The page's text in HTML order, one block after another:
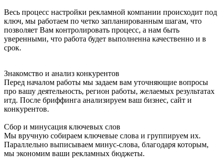
Весь процесс настройки рекламной компании происходит под
ключ, мы работаем по четко запланированным шагам, что
позволяет Вам контролировать процесс, а нам быть
уверенными, что работа будет выполненна качественно и в
срок.
Знакомство и анализ конкурентов
Перед началом работы мы задаем вам уточняющие вопросы
про вашу деятельность, регион работы, желаемых результатах
итд. После бриффинга анализируем ваш бизнес, сайт и
конкурентов.
Сбор и минусация ключевых слов
Мы вручную собираем ключевые слова и группируем их.
Параллельно выписываем минус-слова, благодаря которым,
мы экономим ваши рекламных бюджеты.